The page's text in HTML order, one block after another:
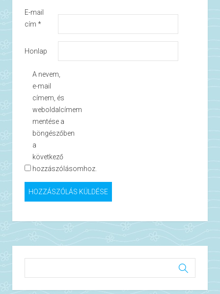
E-mail
cím *
Honlap
A nevem,
e-mail
címem, és
weboldalcímem
mentése a
böngészőben
a
következő
hozzászólásomhoz.